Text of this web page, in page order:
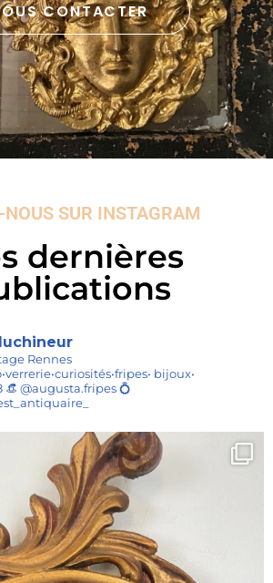
CONTACTER
SUR INSTAGRAM
dernières
Rennes
bijoux•
👒 @augusta.fripes💍